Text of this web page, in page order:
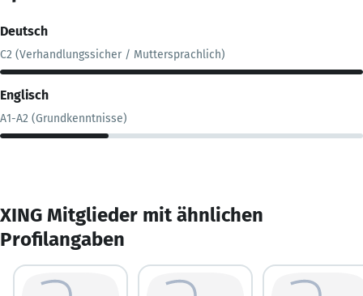
Deutsch
C2 (Verhandlungssicher / Muttersprachlich)
Englisch
A1-A2 (Grundkenntnisse)
XING Mitglieder mit ähnlichen
Profilangaben